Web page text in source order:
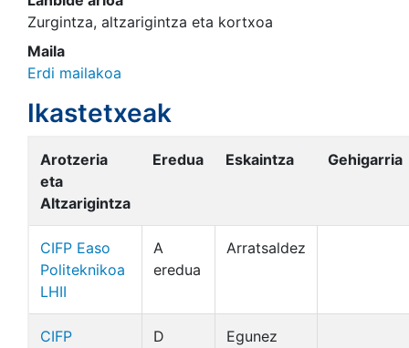
Zurgintza, altzarigintza eta kortxoa
Maila
Erdi mailakoa
Ikastetxeak
Arotzeria
eta
Altzarigintza
Eredua Eskaintza Gehigarria
CIFP Easo
Politeknikoa
LHII
A
eredua
Arratsaldez
CIFP
D
Egunez